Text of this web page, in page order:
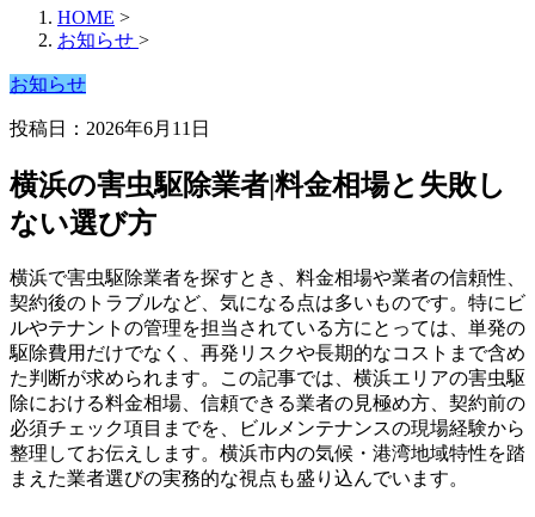
HOME >
お知らせ >
お知らせ
投稿日：2026年6月11日
横浜の害虫駆除業者|料金相場と失敗し
ない選び方
横浜で害虫駆除業者を探すとき、料金相場や業者の信頼性、
契約後のトラブルなど、気になる点は多いものです。特にビ
ルやテナントの管理を担当されている方にとっては、単発の
駆除費用だけでなく、再発リスクや長期的なコストまで含め
た判断が求められます。この記事では、横浜エリアの害虫駆
除における料金相場、信頼できる業者の見極め方、契約前の
必須チェック項目までを、ビルメンテナンスの現場経験から
整理してお伝えします。横浜市内の気候・港湾地域特性を踏
まえた業者選びの実務的な視点も盛り込んでいます。